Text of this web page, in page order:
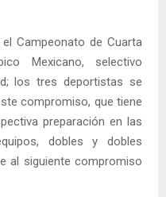
Campeonato de Cuarta
Mexicano, selectivo
los tres deportistas se
compromiso, que tiene
preparación en las
dobles y dobles
al siguiente compromiso